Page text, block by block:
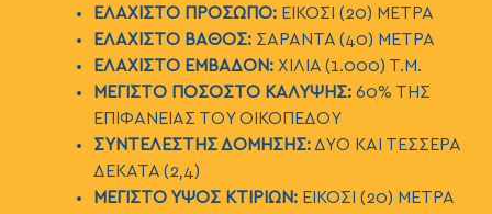
ΕΛΑΧΙΣΤΟ ΠΡΟΣΩΠΟ:ΕΙΚΟΣΙ (20) ΜΕΤΡΑ
ΕΛΑΧΙΣΤΟ ΒΑΘΟΣ:ΣΑΡΑΝΤΑ (40) ΜΕΤΡΑ
ΕΛΑΧΙΣΤΟ ΕΜΒΑΔΟΝ:ΧΙΛΙΑ (1.000) Τ.Μ.
ΜΕΓΙΣΤΟ ΠΟΣΟΣΤΟ ΚΑΛΥΨΗΣ:60% ΤΗΣ
ΕΠΙΦΑΝΕΙΑΣ ΤΟΥ ΟΙΚΟΠΕΔΟΥ
ΣΥΝΤΕΛΕΣΤΗΣ ΔΟΜΗΣΗΣ:ΔΥΟ ΚΑΙ ΤΕΣΣΕΡΑ
ΔΕΚΑΤΑ (2,4)
ΜΕΓΙΣΤΟ ΥΨΟΣ ΚΤΙΡΙΩΝ:ΕΙΚΟΣΙ (20) ΜΕΤΡΑ